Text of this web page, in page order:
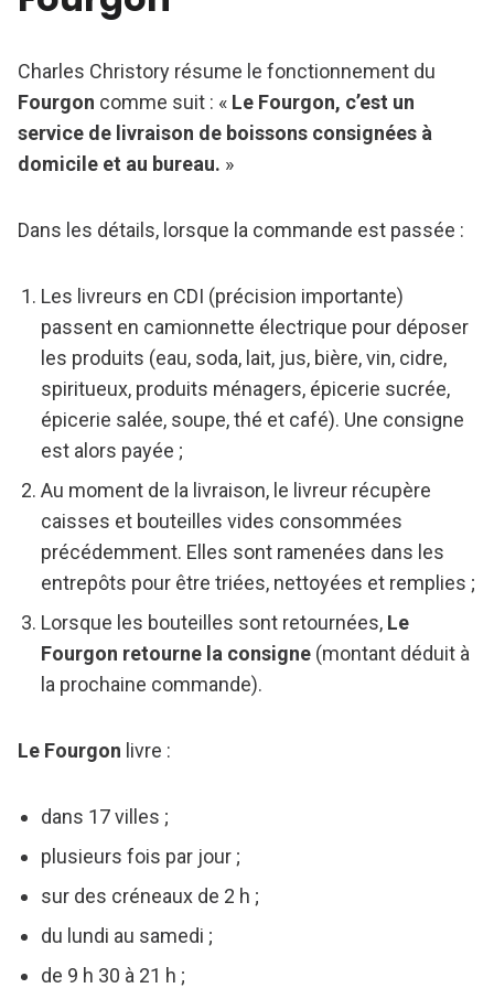
Charles Christory résume le fonctionnement du
Fourgon comme suit : « Le Fourgon, c’est un
service de livraison de boissons consignées à
domicile et au bureau. »
Dans les détails, lorsque la commande est passée :
Les livreurs en CDI (précision importante)
passent en camionnette électrique pour déposer
les produits (eau, soda, lait, jus, bière, vin, cidre,
spiritueux, produits ménagers, épicerie sucrée,
épicerie salée, soupe, thé et café). Une consigne
est alors payée ;
Au moment de la livraison, le livreur récupère
caisses et bouteilles vides consommées
précédemment. Elles sont ramenées dans les
entrepôts pour être triées, nettoyées et remplies ;
Lorsque les bouteilles sont retournées, Le
Fourgon retourne la consigne(montant déduit à
la prochaine commande).
Le Fourgon livre :
dans 17 villes ;
plusieurs fois par jour ;
sur des créneaux de 2 h ;
du lundi au samedi ;
de 9 h 30 à 21 h ;